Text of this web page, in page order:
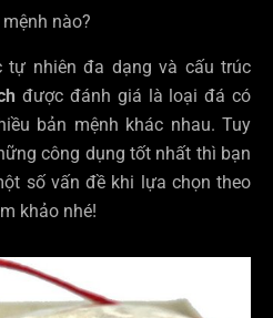
nào?
tự nhiên đa dạng và cấu trúc
được đánh giá là loại đá có
bản mệnh khác nhau. Tuy
công dụng tốt nhất thì bạn
số vấn đề khi lựa chọn theo
khảo nhé!